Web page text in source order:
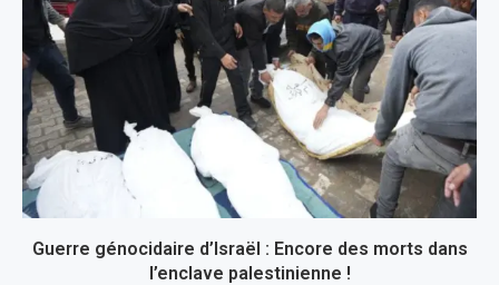
Guerre génocidaire d’Israël : Encore des morts dans
l’enclave palestinienne !